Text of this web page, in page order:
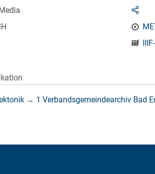
→ 1 Verbandsgemeindearchiv Bad